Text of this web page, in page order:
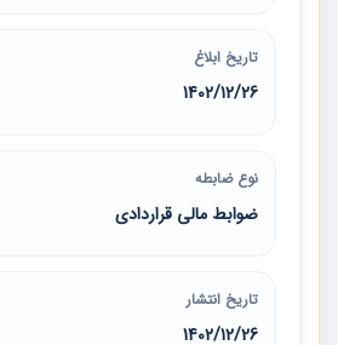
تاریخ ابلاغ
1402/12/26
نوع ضابطه
ضوابط مالی قراردادی
تاریخ انتشار
1402/12/26